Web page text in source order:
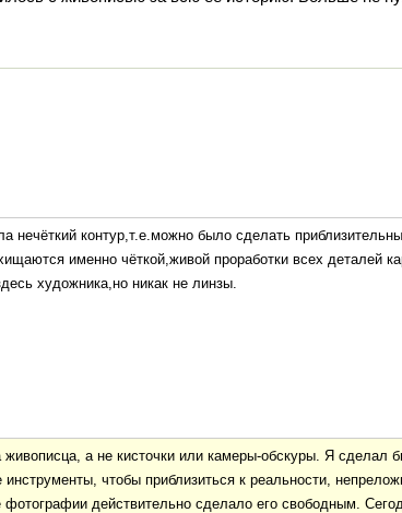
нечёткий контур,т.е.можно было сделать
именно чёткой,живой проработки всех деталей
художника,но никак не линзы.
а не кисточки или камеры-обскуры. Я сделал
чтобы приблизиться к реальности,
действительно сделало его свободным.